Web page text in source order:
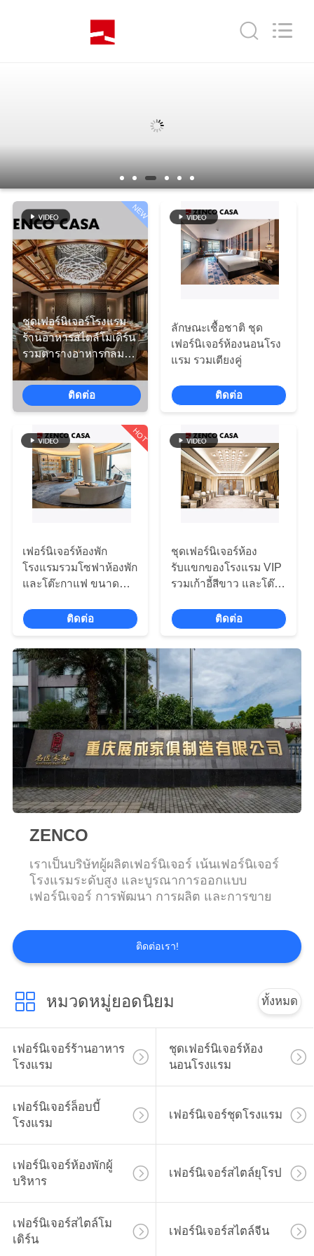
วิดีโอ
รายการ
VR
เกี่ยว
กับ
เรา
ทัวร์
โรงงาน
ควบคุม
คุณภาพ
ทุน
แผนผัง
เว็บไซต์
นโยบาย
ความ
เป็น
ส่วน
ตัว
NEW
ชุดเฟอร์นิเจอร์โรงแรม
ร้านอาหารสไตล์โมเดิร์น
รวมตารางอาหารกลม
ใหญ่และเก้าอี้
ติดต่อ
ลักษณะเชื้อชาติ ชุด
เฟอร์นิเจอร์ห้องนอนโรง
แรม รวมเตียงคู่
ติดต่อ
HOT
เฟอร์นิเจอร์ห้องพัก
โรงแรมรวมโซฟาห้องพัก
และโต๊ะกาแฟ ขนาด
ติดต่อ
ชุดเฟอร์นิเจอร์ห้อง
รับแขกของโรงแรม VIP
รวมเก้าอี้สีขาว และโต๊ะ
ติดต่อ
ZENCO
เราเป็นบริษัทผู้ผลิตเฟอร์นิเจอร์ เน้นเฟอร์นิเจอร์
โรงแรมระดับสูง และบูรณาการออกแบบ
เฟอร์นิเจอร์ การพัฒนา การผลิต และการขาย
ติดต่อเรา!
หมวดหมู่ยอดนิยม ทั้งหมด
เฟอร์นิเจอร์ร้านอาหาร
โรงแรม
ชุดเฟอร์นิเจอร์ห้อง
นอนโรงแรม
เฟอร์นิเจอร์ล็อบบี้
โรงแรม
เฟอร์นิเจอร์ชุดโรงแรม
เฟอร์นิเจอร์ห้องพักผู้
บริหาร
เฟอร์นิเจอร์สไตล์ยุโรป
เฟอร์นิเจอร์สไตล์โม
เดิร์น
เฟอร์นิเจอร์สไตล์จีน